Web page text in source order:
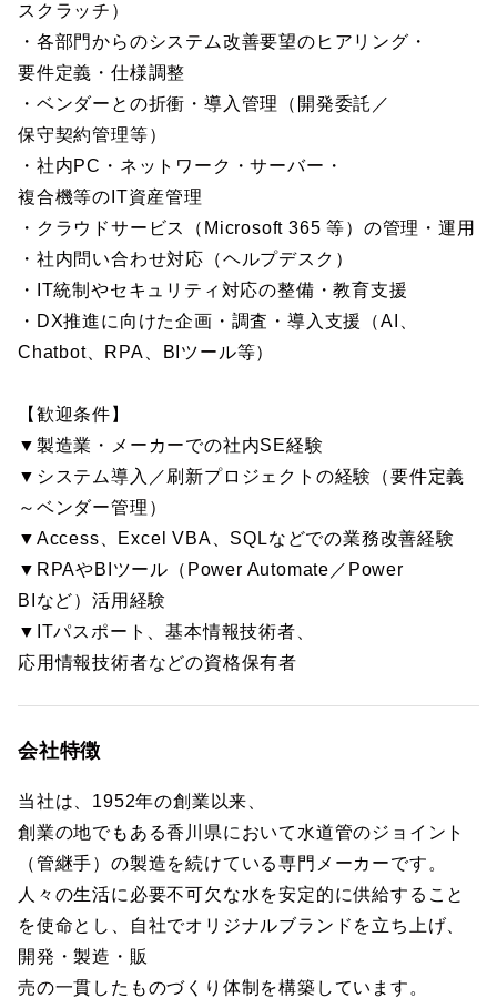
スクラッチ）
・各部門からのシステム改善要望のヒアリング・
要件定義・仕様調整
・ベンダーとの折衝・導入管理（開発委託／
保守契約管理等）
・社内PC・ネットワーク・サーバー・
複合機等のIT資産管理
・クラウドサービス（Microsoft 365 等）の管理・運用
・社内問い合わせ対応（ヘルプデスク）
・IT統制やセキュリティ対応の整備・教育支援
・DX推進に向けた企画・調査・導入支援（AI、
Chatbot、RPA、BIツール等）
【歓迎条件】
▼製造業・メーカーでの社内SE経験
▼システム導入／刷新プロジェクトの経験（要件定義
～ベンダー管理）
▼Access、Excel VBA、SQLなどでの業務改善経験
▼RPAやBIツール（Power Automate／Power
BIなど）活用経験
▼ITパスポート、基本情報技術者、
応用情報技術者などの資格保有者
会社特徴
当社は、1952年の創業以来、
創業の地でもある香川県において水道管のジョイント
（管継手）の製造を続けている専門メーカーです。
人々の生活に必要不可欠な水を安定的に供給すること
を使命とし、自社でオリジナルブランドを立ち上げ、
開発・製造・販
売の一貫したものづくり体制を構築しています。